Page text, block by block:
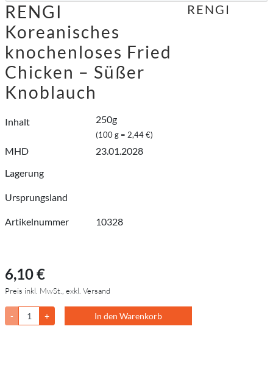
RENGI
Koreanisches
knochenloses Fried
Chicken – Süßer
Knoblauch
Inhalt 250g
(100 g = 2,44 €)
MHD
23.01.2028
Lagerung
Ursprungsland
Artikelnummer 10328
RENGI
6,10 €
Preis inkl. MwSt., exkl. Versand
- + In den Warenkorb